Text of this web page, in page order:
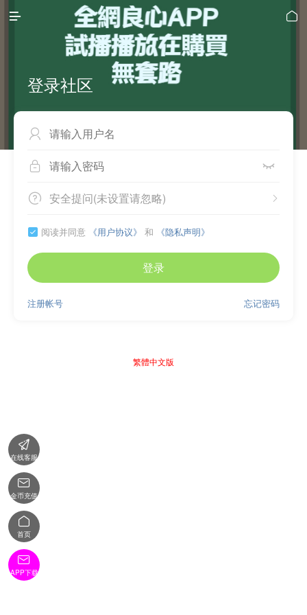
 
登录社区

 
 
安全提问(未设置请忽略)
 阅读并同意 《用户协议》 和 《隐私声明》
登录
忘记密码
注册帐号
繁體中文版

在线客服

金币充值

首页

APP下载